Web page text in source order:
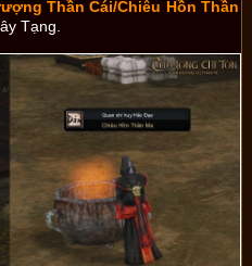
Thần Cái/Chiêu Hồn Thần
Tạng.